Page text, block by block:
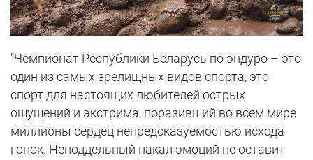
"Чемпионат Республики Беларусь по эндуро – это
один из самых зрелищных видов спорта, это
спорт для настоящих любителей острых
ощущений и экстрима, поразивший во всем мире
миллионы сердец непредсказуемостью исхода
гонок. Неподдельный накал эмоций не оставит